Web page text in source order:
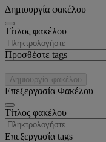
Δημιουργία φακέλου
Tίτλος φακέλου
Προσθέστε tags
Δημιουργία φακέλου
Επεξεργασία Φακέλου
Tίτλος φακέλου
Επεξεργασία tags